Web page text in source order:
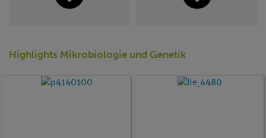
Highlights Mikrobiologie und Genetik